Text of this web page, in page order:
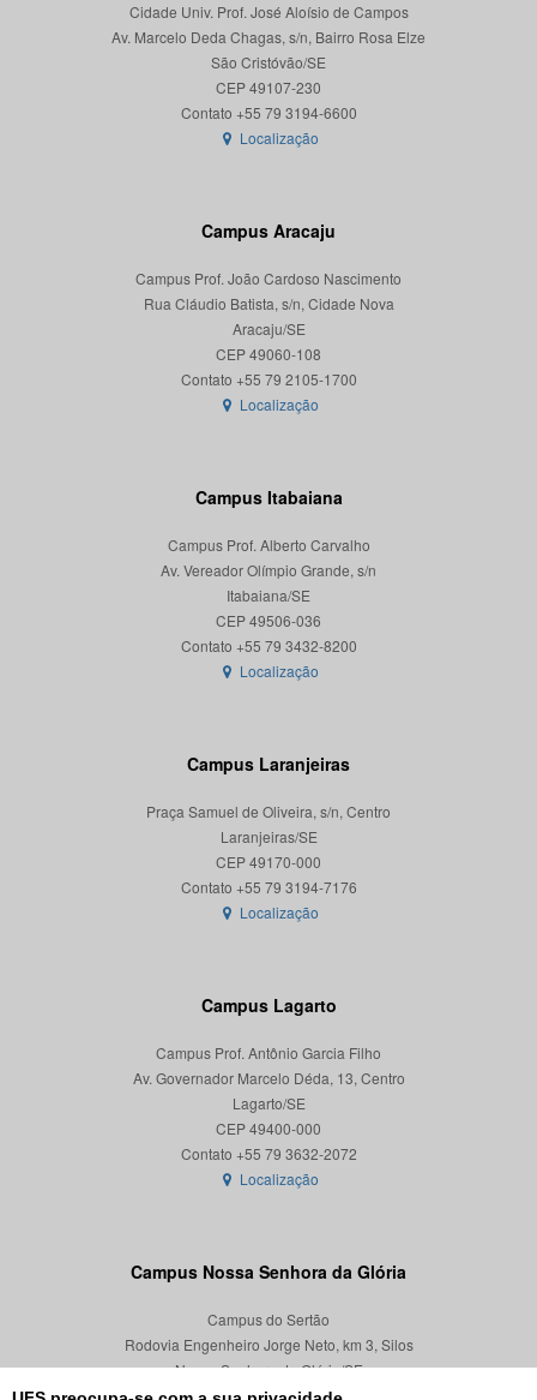
Cidade Univ. Prof. José Aloísio de Campos
Av. Marcelo Deda Chagas, s/n, Bairro Rosa Elze
São Cristóvão/SE
CEP 49107-230
Localização
Campus Aracaju
Campus Prof. João Cardoso Nascimento
Rua Cláudio Batista, s/n, Cidade Nova
Aracaju/SE
CEP 49060-108
Localização
Campus Itabaiana
Campus Prof. Alberto Carvalho
Av. Vereador Olímpio Grande, s/n
Itabaiana/SE
CEP 49506-036
Localização
Campus Laranjeiras
Praça Samuel de Oliveira, s/n, Centro
Laranjeiras/SE
CEP 49170-000
Localização
Campus Lagarto
Campus Prof. Antônio Garcia Filho
Av. Governador Marcelo Déda, 13, Centro
Lagarto/SE
CEP 49400-000
Localização
Campus Nossa Senhora da Glória
Campus do Sertão
Rodovia Engenheiro Jorge Neto, km 3, Silos
Nossa Senhora da Glória/SE
CEP 49680-000